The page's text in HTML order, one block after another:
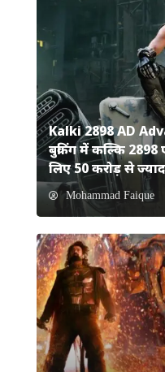
Kalki 2898 AD
बुकिंग में कल्कि 2898
लिए 50 करोड़ से
Mohammad Faique